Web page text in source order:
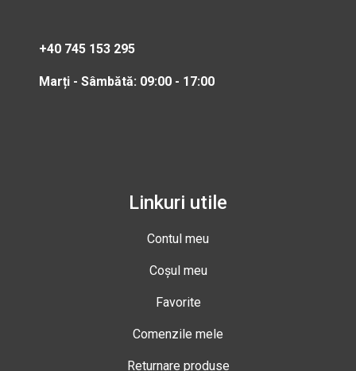
+40 745 153 295
Marți - Sâmbătă: 09:00 - 17:00
Linkuri utile
Contul meu
Coșul meu
Favorite
Comenzile mele
Returnare produse